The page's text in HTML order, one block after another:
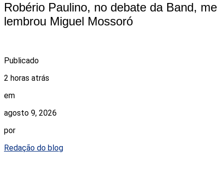
Robério Paulino, no debate da Band, me
lembrou Miguel Mossoró
Publicado
2 horas atrás
em
agosto 9, 2026
por
Redação do blog